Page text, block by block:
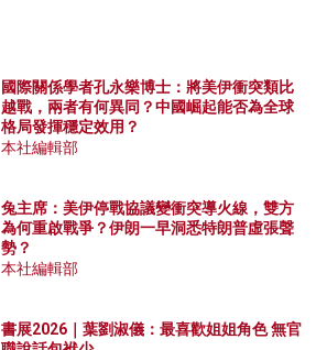
國際關係學者孔永樂博士：將美伊衝突類比
越戰，兩者有何異同？中國崛起能否為全球
格局發揮穩定效用？
本社編輯部
兔主席：美伊停戰協議變衝突導火線，雙方
為何重啟戰爭？伊朗一早洞悉特朗普虛張聲
勢？
本社編輯部
書展2026｜葉劉淑儀：最喜歡姐姐角色 無官